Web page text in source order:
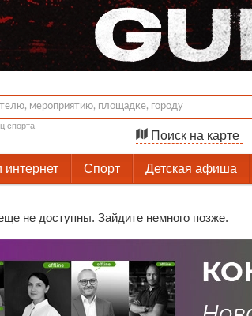
спорта
Поиск на карте
интернет Спорт Детская афиша
не доступны. Зайдите немного позже.